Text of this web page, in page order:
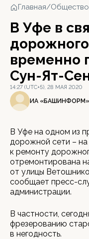
Главная/Общество
В Уфе в
временно
Сун-Ят-
14:27 (UTC+5), 28 МАЯ 2020
ИА «БАШИНФОРМ»
В Уфе на одном из
дорожной сети –
к ремонту
отремонтирована
от улицы
сообщает пресс-
администрации.
В частности,
фрезерованию
в негодность.